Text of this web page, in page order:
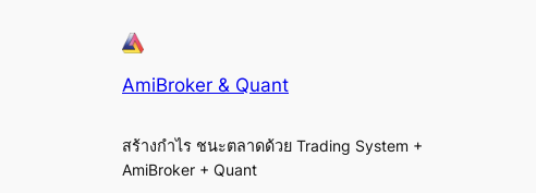
AmiBroker & Quant
สร้างกำไร ชนะตลาดด้วย Trading System +
AmiBroker + Quant